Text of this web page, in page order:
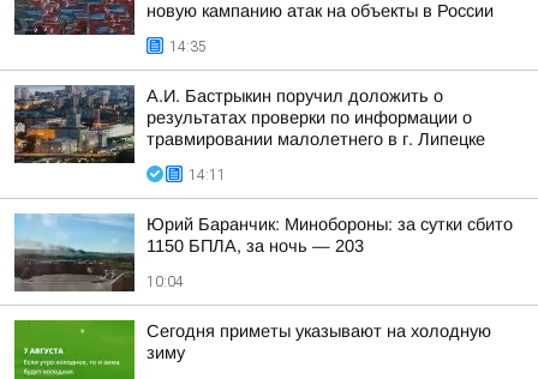
новую кампанию атак на объекты в России
14:35
А.И. Бастрыкин поручил доложить о
результатах проверки по информации о
травмировании малолетнего в г. Липецке
14:11
Юрий Баранчик: Минобороны: за сутки сбито
1150 БПЛА, за ночь — 203
10:04
Сегодня приметы указывают на холодную
зиму